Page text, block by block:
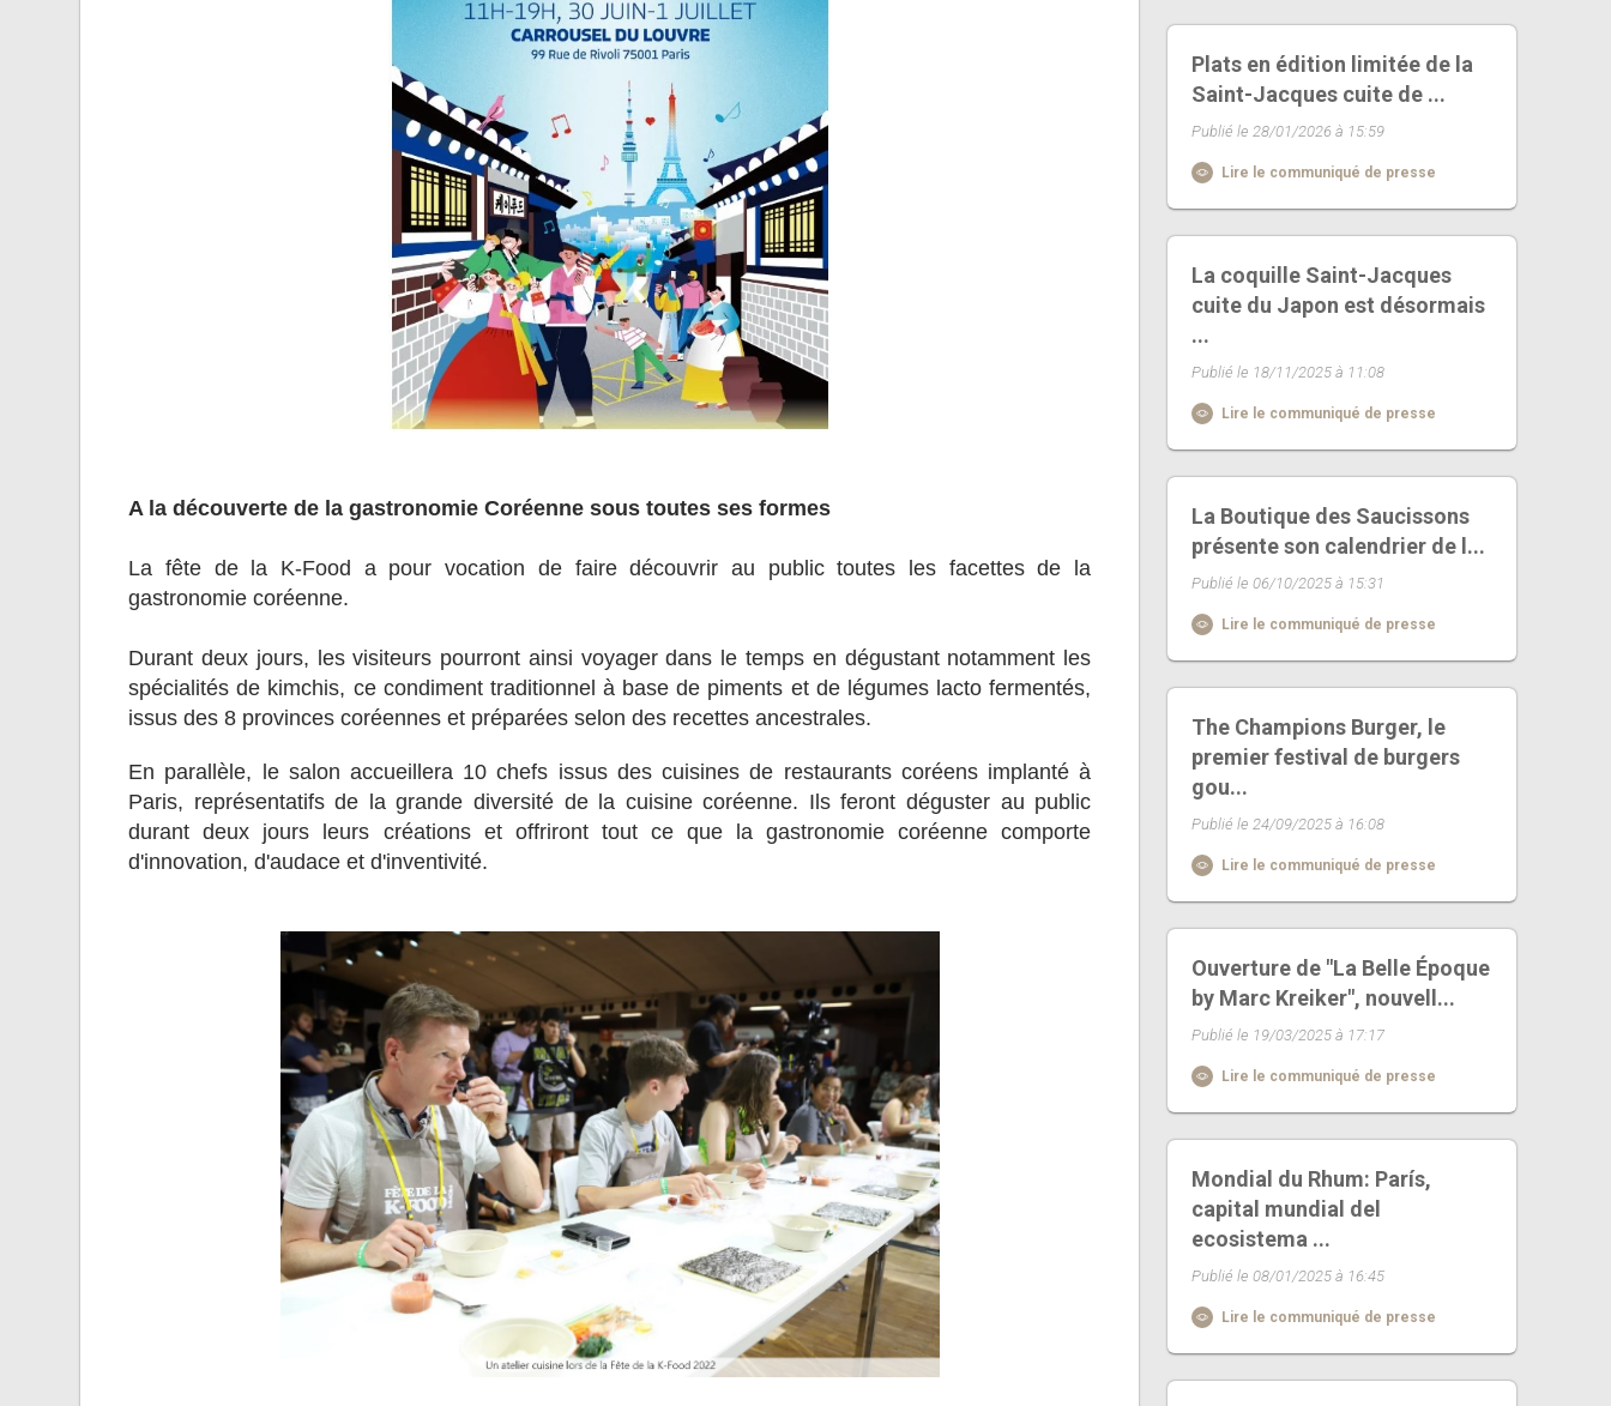
A la découverte de la gastronomie Coréenne sous toutes ses formes
La fête de la K-Food a pour vocation de faire découvrir au public toutes les facettes de la
gastronomie coréenne.
Durant deux jours, les visiteurs pourront ainsi voyager dans le temps en dégustant notamment les
spécialités de kimchis, ce condiment traditionnel à base de piments et de légumes lacto fermentés,
issus des 8 provinces coréennes et préparées selon des recettes ancestrales.
En parallèle, le salon accueillera 10 chefs issus des cuisines de restaurants coréens implanté à
Paris, représentatifs de la grande diversité de la cuisine coréenne. Ils feront déguster au public
durant deux jours leurs créations et offriront tout ce que la gastronomie coréenne comporte
d'innovation, d'audace et d'inventivité.
Plats en édition limitée de la
Saint-Jacques cuite de ...
Publié le 28/01/2026 à 15:59
Lire le communiqué de presse
La coquille Saint-Jacques
cuite du Japon est désormais
...
Publié le 18/11/2025 à 11:08
Lire le communiqué de presse
La Boutique des Saucissons
présente son calendrier de l...
Publié le 06/10/2025 à 15:31
Lire le communiqué de presse
The Champions Burger, le
premier festival de burgers
gou...
Publié le 24/09/2025 à 16:08
Lire le communiqué de presse
Ouverture de "La Belle Époque
by Marc Kreiker", nouvell...
Publié le 19/03/2025 à 17:17
Lire le communiqué de presse
Mondial du Rhum: París,
capital mundial del
ecosistema ...
Publié le 08/01/2025 à 16:45
Lire le communiqué de presse